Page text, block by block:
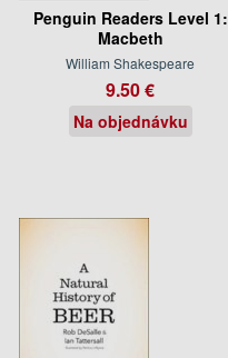
Penguin Readers Level 1:
Macbeth
William Shakespeare
9.50 €
Na objednávku